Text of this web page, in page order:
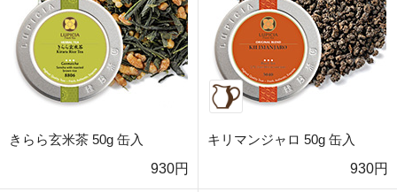
きらら玄米茶 50g 缶入
930円
キリマンジャロ 50g 缶入
930円